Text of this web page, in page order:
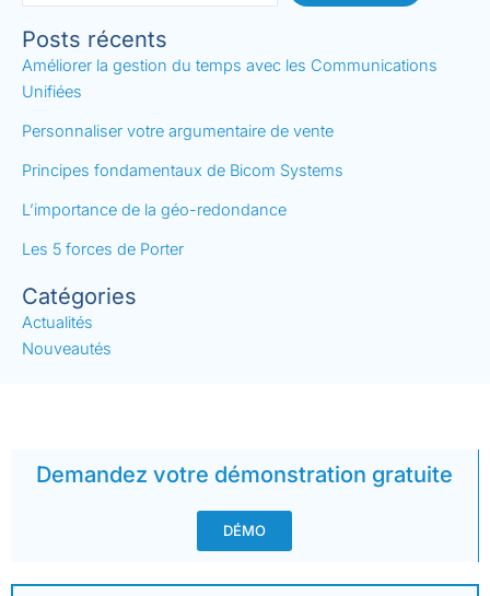
Posts récents
Améliorer la gestion du temps avec les Communications
Unifiées
Personnaliser votre argumentaire de vente
Principes fondamentaux de Bicom Systems
L’importance de la géo-redondance
Les 5 forces de Porter
Catégories
Actualités
Nouveautés
Demandez votre démonstration gratuite
DÉMO